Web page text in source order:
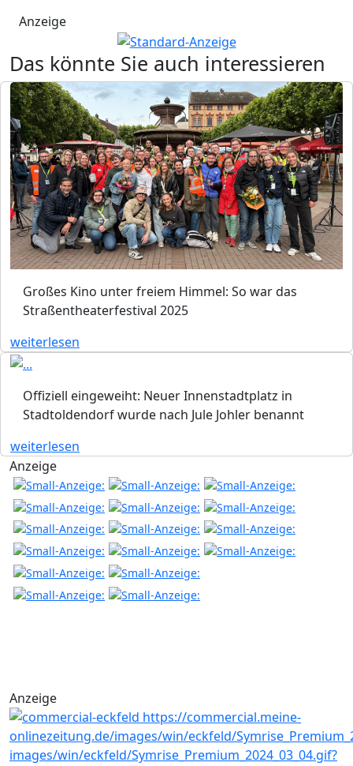
Anzeige
Das könnte Sie auch interessieren
Großes Kino unter freiem Himmel: So war das
Straßentheaterfestival 2025
weiterlesen
Offiziell eingeweiht: Neuer Innenstadtplatz in
Stadtoldendorf wurde nach Jule Johler benannt
weiterlesen
Anzeige
Anzeige